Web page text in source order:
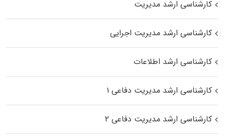
کارشناسی ارشد مدیریت
کارشناسی ارشد مدیریت اجرایی
کارشناسی ارشد اطلاعات
کارشناسی ارشد مدیریت دفاعی ۱
کارشناسی ارشد مدیریت دفاعی ۲